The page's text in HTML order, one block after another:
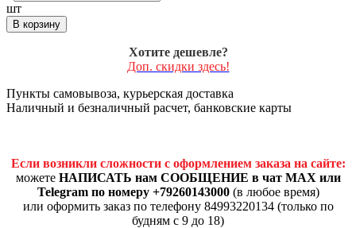
шт
В корзину
Хотите дешевле?
Доп. скидки здесь!
Пункты самовывоза, курьерская доставка
Наличный и безналичный расчет, банковские карты
Если возникли сложности с оформлением заказа на сайте:
можете НАПИСАТЬ нам СООБЩЕНИЕ в чат MAX или
Telegram по номеру +79260143000(в любое время)
или оформить заказ по телефону 84993220134 (только по
будням с 9 до 18)